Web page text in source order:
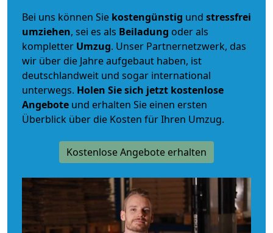
Bei uns können Sie kostengünstig und stressfrei
umziehen, sei es als Beiladung oder als
kompletter Umzug. Unser Partnernetzwerk, das
wir über die Jahre aufgebaut haben, ist
deutschlandweit und sogar international
unterwegs. Holen Sie sich jetzt kostenlose
Angebote und erhalten Sie einen ersten
Überblick über die Kosten für Ihren Umzug.
Kostenlose Angebote erhalten